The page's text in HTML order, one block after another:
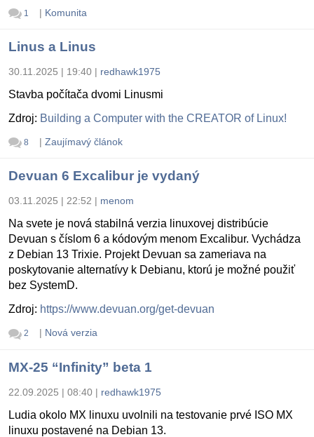
1 | Komunita
Linus a Linus
30.11.2025 | 19:40 | redhawk1975
Stavba počítača dvomi Linusmi
Zdroj: Building a Computer with the CREATOR of Linux!
8 | Zaujímavý článok
Devuan 6 Excalibur je vydaný
03.11.2025 | 22:52 | menom
Na svete je nová stabilná verzia linuxovej distribúcie
Devuan s číslom 6 a kódovým menom Excalibur. Vychádza
z Debian 13 Trixie. Projekt Devuan sa zameriava na
poskytovanie alternatívy k Debianu, ktorú je možné použiť
bez SystemD.
Zdroj: https://www.devuan.org/get-devuan
2 | Nová verzia
MX-25 “Infinity” beta 1
22.09.2025 | 08:40 | redhawk1975
Ludia okolo MX linuxu uvolnili na testovanie prvé ISO MX
linuxu postavené na Debian 13.